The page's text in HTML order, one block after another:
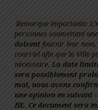
Remarque importante:
personnes soumettant
doivent fournir leur nom,
courriel afin que la Ville
nécessaire. La date
sera possiblement
mai, nous avons
une opinion en suivant
HE. Ce document sera